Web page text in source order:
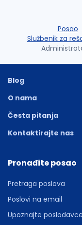
Posao
Službenik za
Blog
O nama
Česta pitanja
Kontaktirajte nas
Pronađite posao
Pretraga poslova
Poslovi na email
Upoznajte poslodavce